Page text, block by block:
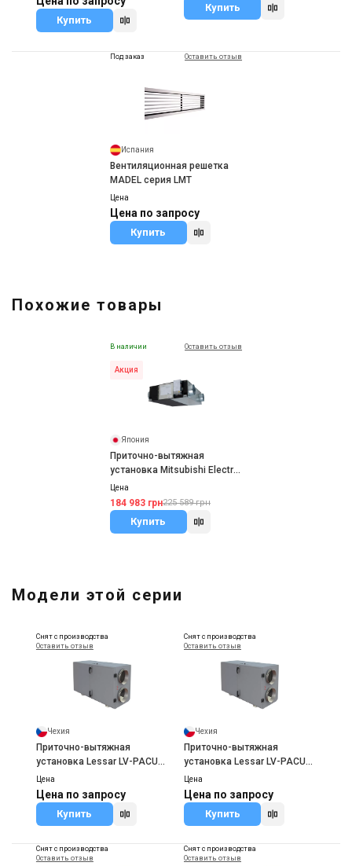
Купить
Купить
Под заказ Оставить отзыв
Испания
Вентиляционная решетка
MADEL серия LMT
Цена
Цена по запросу
Купить
Похожие товары
В наличии Оставить отзыв
Акция
Япония
Приточно-вытяжная
установка Mitsubishi Electric
LGH-100RVX-E
Цена
184 983 грн225 589 грн
Купить
Модели этой серии
Снят с производства
Оставить отзыв
Чехия
Приточно-вытяжная
установка Lessar LV-PACU
400 HE
Цена
Цена по запросу
Купить
Снят с производства
Оставить отзыв
Чехия
Приточно-вытяжная
установка Lessar LV-PACU
700 HE
Цена
Цена по запросу
Купить
Снят с производства
Оставить отзыв
Снят с производства
Оставить отзыв